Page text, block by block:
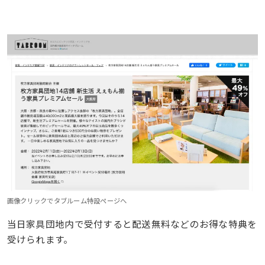
画像クリックでタブルーム特設ページへ
当日家具団地内で受付すると配送無料などのお得な特典を
受けられます。